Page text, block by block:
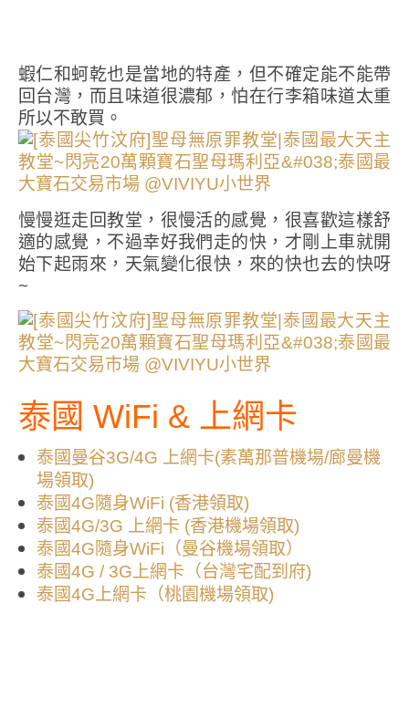
蝦仁和蚵乾也是當地的特產，但不確定能不能帶
回台灣，而且味道很濃郁，怕在行李箱味道太重
所以不敢買。
慢慢逛走回教堂，很慢活的感覺，很喜歡這樣舒
適的感覺，不過幸好我們走的快，才剛上車就開
始下起雨來，天氣變化很快，來的快也去的快呀
~
泰國 WiFi & 上網卡
泰國曼谷3G/4G 上網卡(素萬那普機場/廊曼機
場領取)
泰國4G隨身WiFi (香港領取)
泰國4G/3G 上網卡 (香港機場領取)
泰國4G隨身WiFi（曼谷機場領取）
泰國4G / 3G上網卡（台灣宅配到府)
泰國4G上網卡（桃園機場領取)